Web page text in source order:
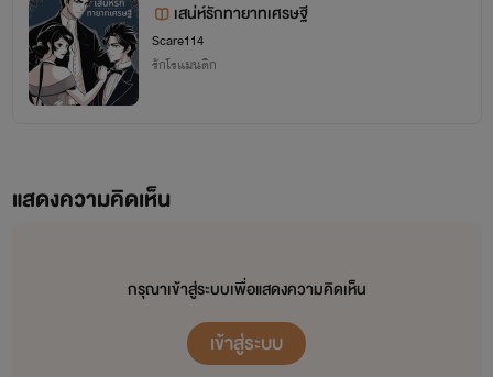
เสน่ห์รักทายาทเศรษฐี
Scare114
รักโรแมนติก
แสดงความคิดเห็น
กรุณาเข้าสู่ระบบเพื่อแสดงความคิดเห็น
เข้าสู่ระบบ